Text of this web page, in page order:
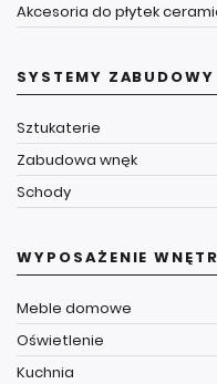
Akcesoria do płytek
SYSTEMY ZABUDOWY
Sztukaterie
Zabudowa wnęk
Schody
WYPOSAŻENIE
Meble domowe
Oświetlenie
Kuchnia